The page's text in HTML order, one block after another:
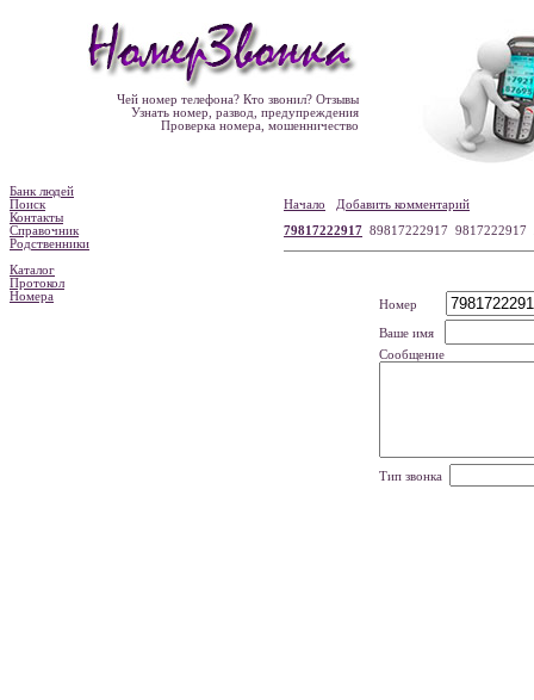
Чей номер телефона? Кто звонил? Отзывы
Узнать номер, развод, предупреждения
Проверка номера, мошенничество
Банк людей
Поиск
Контакты
Справочник
Родственники
Каталог
Протокол
Номера
Начало
Добавить комментарий
79817222917 89817222917 9817222917
Номер
Ваше имя
Сообщение
Тип звонка